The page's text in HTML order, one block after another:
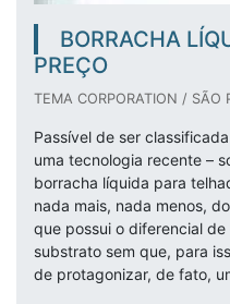
BORRACHA
PREÇO
TEMA CORPORATION / SÃO
Passível de ser
uma tecnologia recente –
borracha líquida para
nada mais, nada menos,
que possui o diferencial
substrato sem que, para
de protagonizar, de fato,